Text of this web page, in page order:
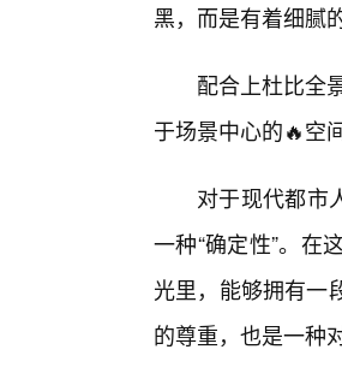
黑，而是有着细腻
配合上杜比全
于场景中心的🔥空
对于现代都市
一种“确定性”。在
光里，能够拥有一
的尊重，也是一种